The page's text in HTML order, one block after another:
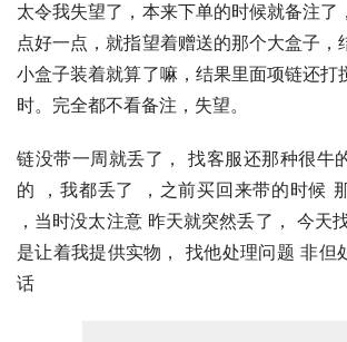
太令我失望了，本来下单的时候就备注了
点好一点，就指望着赠送的那个大盒子，
小盒子装着就算了嘛，结果里面项链还打
时。完全都不看备注，失望。
链没带一周就丢了， 找客服还那种很牛
的 ，我都丢了 ，之前买回来带的时候
，当时没太注意 昨天就突然丢了， 今天
是让着我提供实物， 找他处理问题 非但
话